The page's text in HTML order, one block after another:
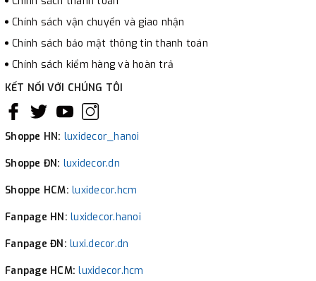
Chính sách vận chuyển và giao nhận
Chính sách bảo mật thông tin thanh toán
Chính sách kiểm hàng và hoàn trả
KẾT NỐI VỚI CHÚNG TÔI
Shoppe HN: luxidecor_hanoi
Shoppe ĐN: luxidecor.dn
Shoppe HCM: luxidecor.hcm
Fanpage HN: luxidecor.hanoi
Fanpage ĐN: luxi.decor.dn
Fanpage HCM:luxidecor.hcm